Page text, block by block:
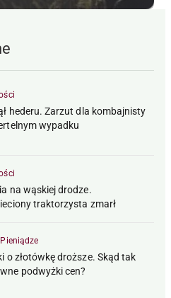
hederu. Zarzut dla kombajnisty
wypadku
na wąskiej drodze.
traktorzysta zmarł
o złotówkę droższe. Skąd tak
podwyżki cen?